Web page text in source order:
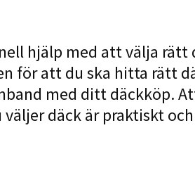
hjälp med att välja rätt
för att du ska hitta rätt
med ditt däckköp.
däck är praktiskt